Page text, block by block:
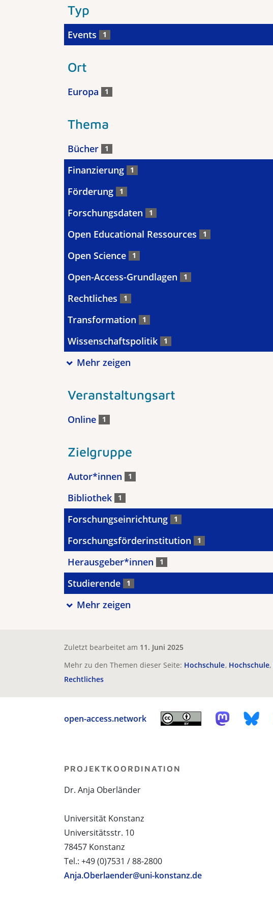
Typ
Events 1
Ort
Europa 1
Thema
Bücher 1
Finanzierung 1
Förderung 1
Forschungsdaten 1
Open Educational Ressources 1
Open Science 1
Open-Access-Grundlagen 1
Rechtliches 1
Transformation 1
Wissenschaftspolitik 1
Mehr zeigen
Veranstaltungsart
Online 1
Zielgruppe
Autor*innen 1
Bibliothek 1
Forschungseinrichtung 1
Forschungsförderinstitution 1
Herausgeber*innen 1
Studierende 1
Mehr zeigen
Zuletzt bearbeitet am 11. Juni 2025
Mehr zu den Themen dieser Seite: Hochschule Hochschule
Rechtliches
open-access.network
PROJEKTKOORDINATION
Dr. Anja Oberländer
Universität Konstanz
Universitätsstr. 10
78457 Konstanz
Tel.: +49 (0)7531 / 88-2800
Anja.Oberlaender@uni-konstanz.de